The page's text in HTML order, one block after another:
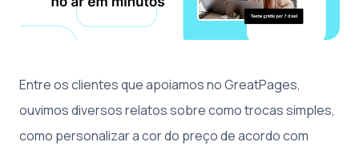
Entre os clientes que apoiamos no GreatPages,
ouvimos diversos relatos sobre como trocas simples,
como personalizar a cor do preço de acordo com